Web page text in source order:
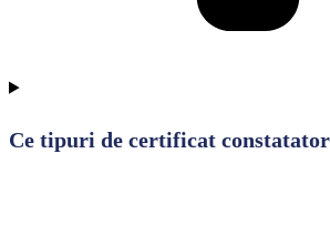
Ce tipuri de certificat